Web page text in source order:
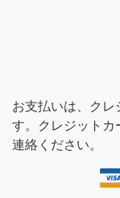
お支払いは、クレ
す。クレジットカ
連絡ください。